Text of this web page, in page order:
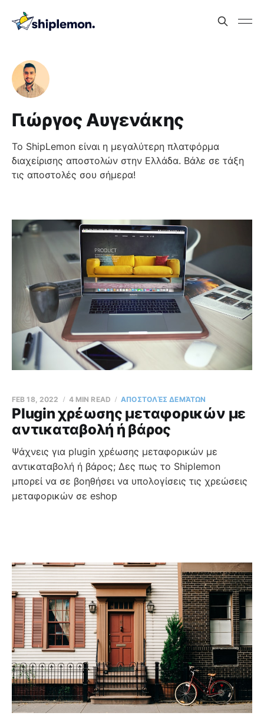
Γιώργος Αυγενάκης
Το ShipLemon είναι η μεγαλύτερη πλατφόρμα
διαχείρισης αποστολών στην Ελλάδα. Βάλε σε τάξη
τις αποστολές σου σήμερα!
Plugin χρέωσης μεταφορικών με
αντικαταβολή ή βάρος
FEB 18, 2022 4 MIN READ AΠΟΣΤΟΛΈΣ ΔΕΜΆΤΩΝ
Ψάχνεις για plugin χρέωσης μεταφορικών με
αντικαταβολή ή βάρος; Δες πως το Shiplemon
μπορεί να σε βοηθήσει να υπολογίσεις τις χρεώσεις
μεταφορικών σε eshop